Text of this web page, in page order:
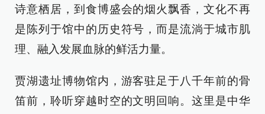
诗意栖居，到食博盛会的烟火飘香，文化不再
是陈列于馆中的历史符号，而是流淌于城市肌
理、融入发展血脉的鲜活力量。
贾湖遗址博物馆内，游客驻足于八千年前的骨
笛前，聆听穿越时空的文明回响。这里是中华